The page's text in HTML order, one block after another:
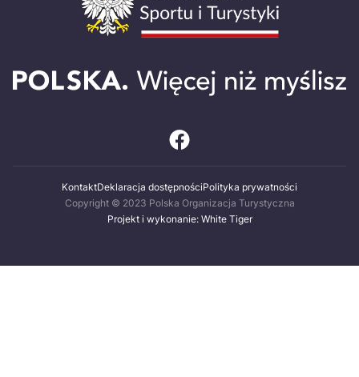
KontaktDeklaracja dostępnościPolityka prywatności
Copyright © 2023 Polska Organizacja Turystyczna
Projekt i wykonanie: White Tiger